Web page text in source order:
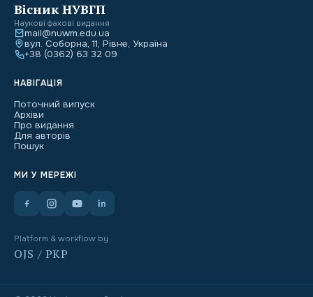
Вісник НУВГП
Наукові фахові видання
mail@nuwm.edu.ua
вул. Соборна, 11, Рівне, Україна
+38 (0362) 63 32 09
НАВІГАЦІЯ
Поточний випуск
Архіви
Про видання
Для авторів
Пошук
МИ У МЕРЕЖІ
Platform & workflow by
OJS / PKP